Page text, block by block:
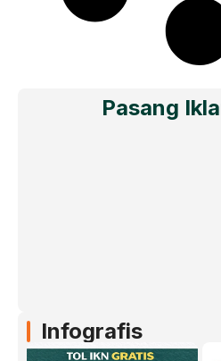
Pasang
Infografis